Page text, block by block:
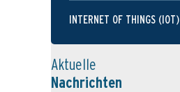
INTERNET OF THINGS (IOT)
Aktuelle
Nachrichten